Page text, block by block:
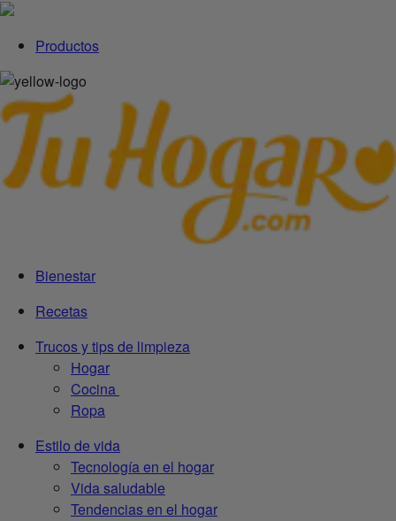
Productos
Bienestar
Recetas
Trucos y tips de limpieza
Hogar
Cocina
Ropa
Estilo de vida
Tecnología en el hogar
Vida saludable
Tendencias en el hogar